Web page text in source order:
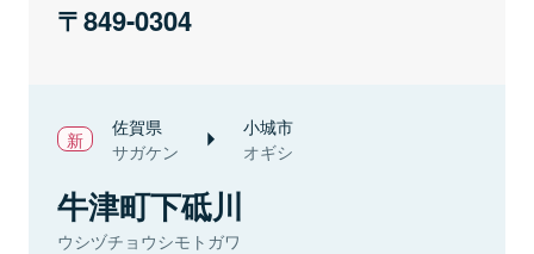
849-0304
佐賀県
サガケン
小城市
オギシ
牛津町下砥川
ウシヅチョウシモトガワ